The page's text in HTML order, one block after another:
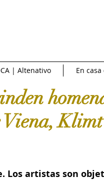
Art News Sotheby's
Viena,
Los artistas son
| Altenativo En